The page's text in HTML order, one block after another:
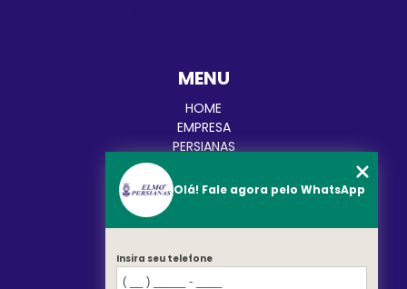
MENU
HOME
EMPRESA
PERSIANAS
TOLDOS
MAPA DO SITE
Olá! Fale agora pelo WhatsApp
Insira seu telefone